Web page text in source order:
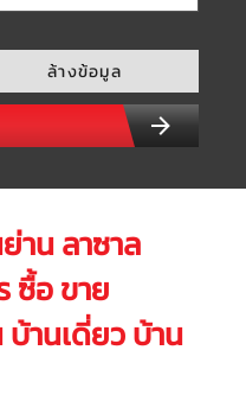
ล้างข้อมูล
าน ลาซาล
ซื้อ ขาย
บ้านเดี่ยว บ้าน